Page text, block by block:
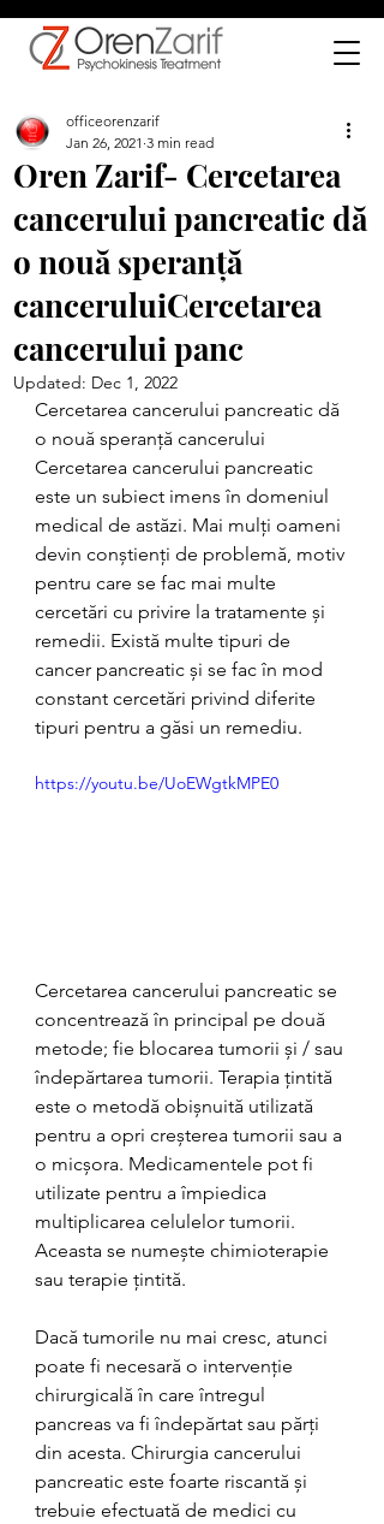
Oren Zarif- Cercetarea
cancerului pancreatic dă
o nouă speranță
canceruluiCercetarea
cancerului panc
officeorenzarif
Jan 26, 2021 3 min read
Updated: Dec 1, 2022
Cercetarea cancerului pancreatic dă
o nouă speranță cancerului
Cercetarea cancerului pancreatic
este un subiect imens în domeniul
medical de astăzi. Mai mulți oameni
devin conștienți de problemă, motiv
pentru care se fac mai multe
cercetări cu privire la tratamente și
remedii. Există multe tipuri de
cancer pancreatic și se fac în mod
constant cercetări privind diferite
tipuri pentru a găsi un remediu.
https://youtu.be/UoEWgtkMPE0
Cercetarea cancerului pancreatic se
concentrează în principal pe două
metode; fie blocarea tumorii și / sau
îndepărtarea tumorii. Terapia țintită
este o metodă obișnuită utilizată
pentru a opri creșterea tumorii sau a
o micșora. Medicamentele pot fi
utilizate pentru a împiedica
multiplicarea celulelor tumorii.
Aceasta se numește chimioterapie
sau terapie țintită.
Dacă tumorile nu mai cresc, atunci
poate fi necesară o intervenție
chirurgicală în care întregul
pancreas va fi îndepărtat sau părți
din acesta. Chirurgia cancerului
pancreatic este foarte riscantă și
trebuie efectuată de medici cu